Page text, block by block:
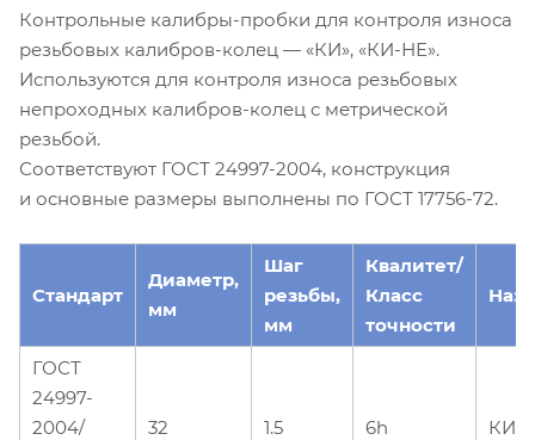
Контрольные калибры-пробки для контроля износа
резьбовых калибров-колец — «КИ», «КИ-НЕ».
Используются для контроля износа резьбовых
непроходных калибров-колец с метрической
резьбой.
Соответствуют ГОСТ 24997-2004, конструкция
и основные размеры выполнены по ГОСТ 17756-72.
Стандарт
Диаметр,
мм
Шаг
резьбы,
мм
Квалитет/
Класс
точности
ГОСТ
24997-
2004/
32 1.5 6h КИ-